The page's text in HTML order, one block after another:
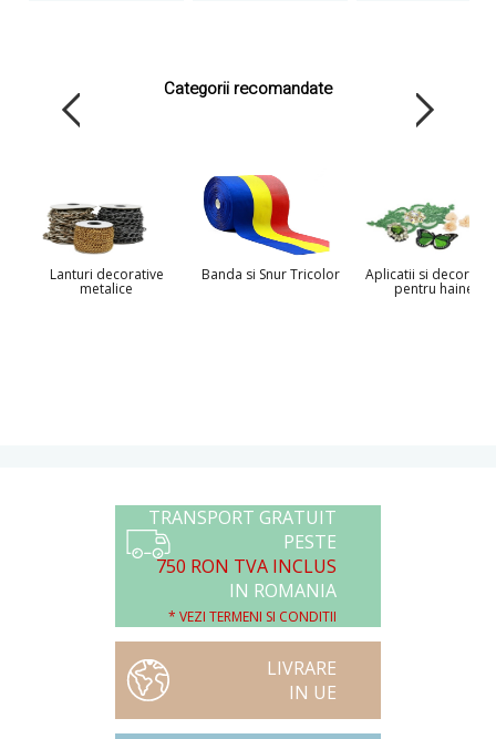
Categorii recomandate
Lanturi decorative
metalice
Banda si Snur Tricolor Aplicatii si
pentru haine
TRANSPORT GRATUIT
PESTE
750 RON TVA INCLUS
IN ROMANIA
* VEZI TERMENI SI CONDITII
LIVRARE
IN UE